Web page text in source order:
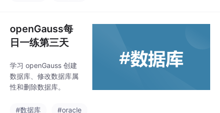
取 rowimages，这些 ro
wimages 将以 jsonb 格
式被存储到 openGauss
会执行一个 pl/pgsql 函
数，解码 jsonb 并将更
改
openGauss每
日一练第三天
学习 openGauss 创建
数据库、修改数据库属
性和删除数据库。
#数据库 #oracle